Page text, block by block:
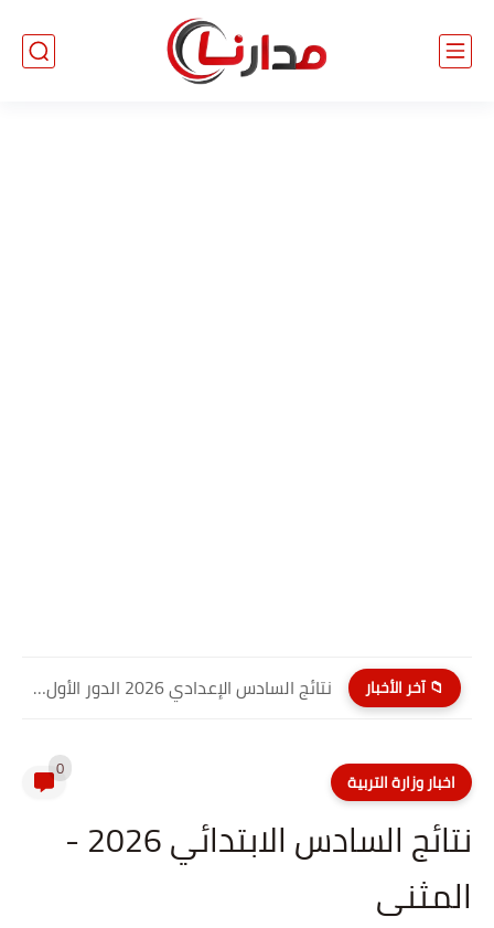
📁 آخر الأخبار نتائج السادس الإعدادي 2026 الدور الأول PDF كربلاء المقدسة| موقع...
اخبار وزارة التربية 0
نتائج السادس الابتدائي 2026 -
المثنى